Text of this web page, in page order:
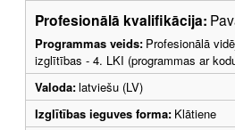
Profesionālā kvalifikācija:
Programmas veids: Profesionālā
izglītības - 4. LKI (programmas ar
Valoda:latviešu (LV)
Izglītības ieguves forma: Klātiene